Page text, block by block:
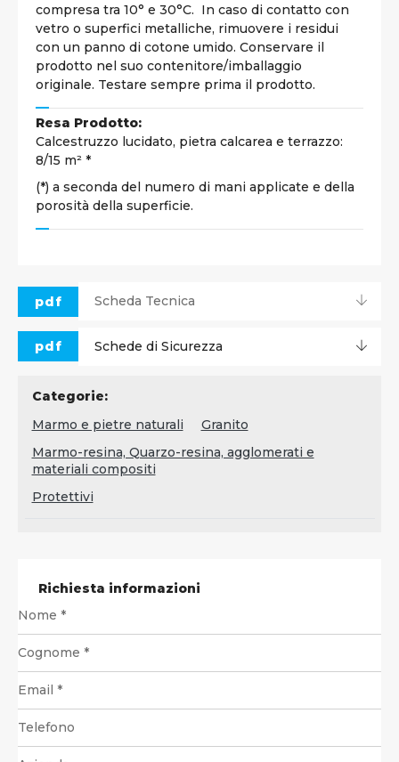
compresa tra 10° e 30°C. In caso di contatto con
vetro o superfici metalliche, rimuovere i residui
con un panno di cotone umido. Conservare il
prodotto nel suo contenitore/imballaggio
originale. Testare sempre prima il prodotto.
Resa Prodotto:
Calcestruzzo lucidato, pietra calcarea e terrazzo:
8/15 m² *
(*) a seconda del numero di mani applicate e della
porosità della superficie.
pdf Scheda Tecnica
pdf Schede di Sicurezza
Categorie:
Marmo e pietre naturali
Granito
Marmo-resina, Quarzo-resina, agglomerati e
materiali compositi
Protettivi
Richiesta informazioni